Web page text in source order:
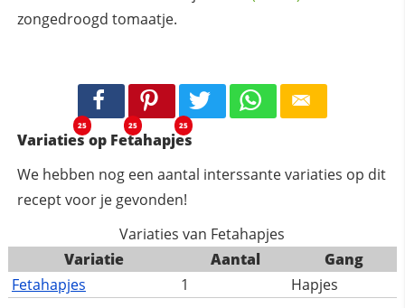
zongedroogd tomaatje.
25 25 25
Variaties op Fetahapjes
We hebben nog een aantal interssante variaties op dit
recept voor je gevonden!
Variaties van Fetahapjes
Variatie
Aantal
Gang
Fetahapjes
1
Hapjes